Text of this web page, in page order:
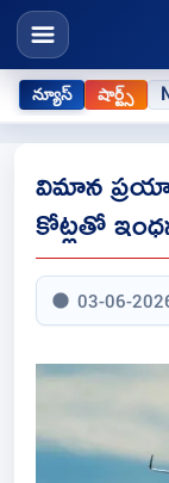
న్యూస్ షార్ట్స్
విమాన
కోట్లతో
03-06-